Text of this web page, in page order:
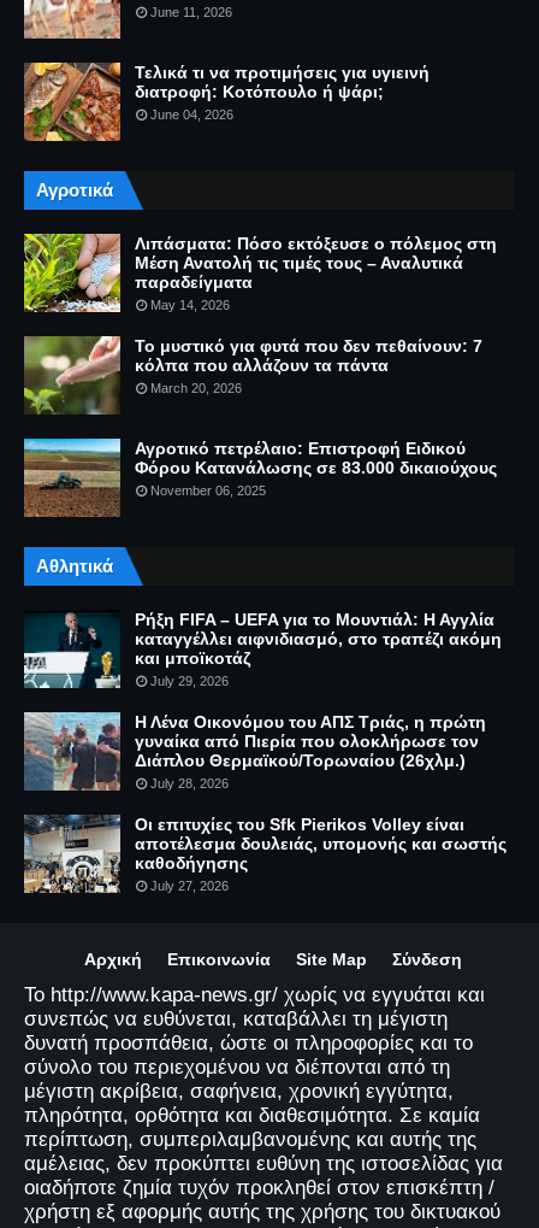
June 11, 2026
Τελικά τι να προτιμήσεις για υγιεινή
διατροφή: Κοτόπουλο ή ψάρι;
June 04, 2026
Αγροτικά
Λιπάσματα: Πόσο εκτόξευσε ο πόλεμος στη
Μέση Ανατολή τις τιμές τους – Αναλυτικά
παραδείγματα
May 14, 2026
Το μυστικό για φυτά που δεν πεθαίνουν: 7
κόλπα που αλλάζουν τα πάντα
March 20, 2026
Αγροτικό πετρέλαιο: Επιστροφή Ειδικού
Φόρου Κατανάλωσης σε 83.000 δικαιούχους
November 06, 2025
Αθλητικά
Ρήξη FIFA – UEFA για το Μουντιάλ: Η Αγγλία
καταγγέλλει αιφνιδιασμό, στο τραπέζι ακόμη
και μποϊκοτάζ
July 29, 2026
Η Λένα Οικονόμου του ΑΠΣ Τριάς, η πρώτη
γυναίκα από Πιερία που ολοκλήρωσε τον
Διάπλου Θερμαϊκού/Τορωναίου (26χλμ.)
July 28, 2026
Οι επιτυχίες του Sfk Pierikos Volley είναι
αποτέλεσμα δουλειάς, υπομονής και σωστής
καθοδήγησης
July 27, 2026
Αρχική Επικοινωνία Site Map Σύνδεση
Το http://www.kapa-news.gr/ χωρίς να εγγυάται και
συνεπώς να ευθύνεται, καταβάλλει τη μέγιστη
δυνατή προσπάθεια, ώστε οι πληροφορίες και το
σύνολο του περιεχομένου να διέπονται από τη
μέγιστη ακρίβεια, σαφήνεια, χρονική εγγύτητα,
πληρότητα, ορθότητα και διαθεσιμότητα. Σε καμία
περίπτωση, συμπεριλαμβανομένης και αυτής της
αμέλειας, δεν προκύπτει ευθύνη της ιστοσελίδας για
οιαδήποτε ζημία τυχόν προκληθεί στον επισκέπτη /
χρήστη εξ αφορμής αυτής της χρήσης του δικτυακού